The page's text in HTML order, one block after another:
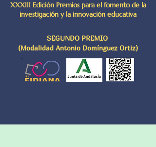
XXXIII Edición Premios para el fomento de la
investigación y la innovación educativa
SEGUNDO PREMIO
(Modalidad Antonio Domínguez Ortiz)